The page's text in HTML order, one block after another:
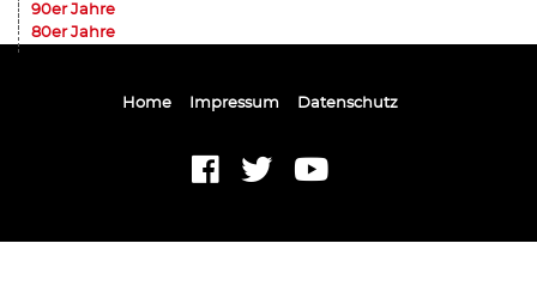
90er Jahre
80er Jahre
Home Impressum Datenschutz